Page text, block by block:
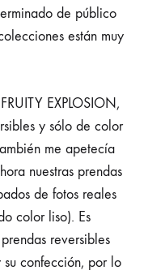
de público
están muy
EXPLOSION,
y sólo de color
me apetecía
nuestras prendas
de fotos reales
color liso). Es
reversibles
confección, por lo